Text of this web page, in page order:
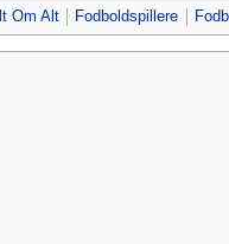
Om Alt Fodboldspillere